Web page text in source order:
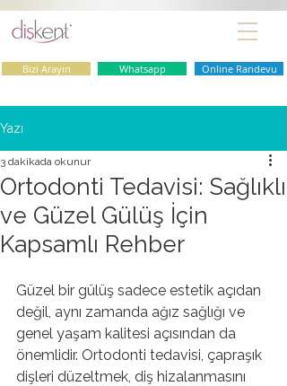
Online Randevu
Whatsapp
Bizi Arayın
Yazı
Ortodonti Tedavisi: Sağlıklı
ve Güzel Gülüş İçin
Kapsamlı Rehber
3 dakikada okunur
Güzel bir gülüş sadece estetik açıdan
değil, aynı zamanda ağız sağlığı ve
genel yaşam kalitesi açısından da
önemlidir. Ortodonti tedavisi, çapraşık
dişleri düzeltmek, diş hizalanmasını